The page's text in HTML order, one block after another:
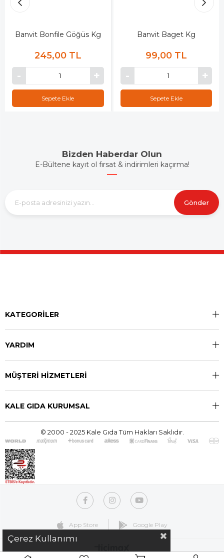
Banvit Bonfile Göğüs Kg
245,00 TL
Sepete Ekle
Banvit Baget Kg
99,00 TL
Sepete Ekle
Bizden Haberdar Olun
E-Bültene kayıt ol fırsat & indirimleri kaçırma!
Gönder
KATEGORİLER
YARDIM
MÜŞTERİ HİZMETLERİ
KALE GIDA KURUMSAL
© 2000 - 2025 Kale Gıda Tüm Hakları Saklıdır.
App Store Google Play
Çerez Kullanımı